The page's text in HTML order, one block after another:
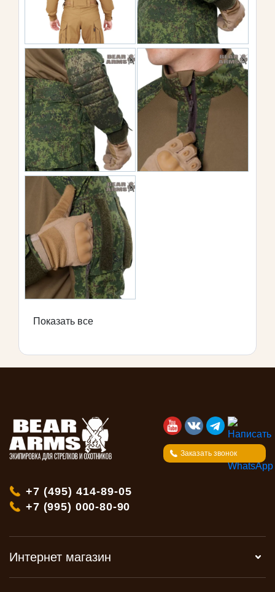
Показать все
Заказать звонок
+7 (495) 414-89-05
+7 (995) 000-80-90
Интернет магазин